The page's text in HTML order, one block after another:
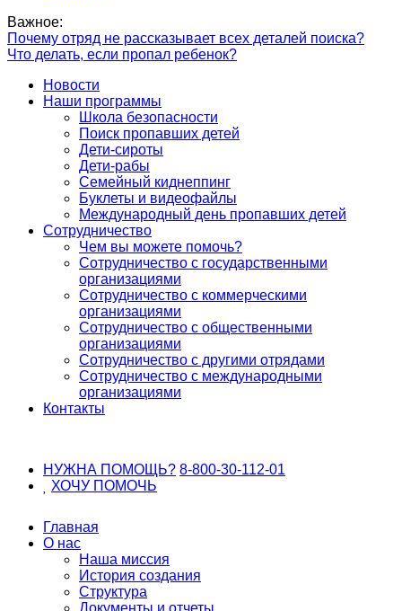
Важное:
Почему отряд не рассказывает всех деталей поиска?
Что делать, если пропал ребенок?
Новости
Наши программы
Школа безопасности
Поиск пропавших детей
Дети-сироты
Дети-рабы
Семейный киднеппинг
Буклеты и видеофайлы
Международный день пропавших детей
Сотрудничество
Чем вы можете помочь?
Сотрудничество с государственными
организациями
Сотрудничество с коммерческими
организациями
Сотрудничество с общественными
организациями
Сотрудничество с другими отрядами
Сотрудничество с международными
организациями
Контакты
НУЖНА ПОМОЩЬ? 8-800-30-112-01
ХОЧУ ПОМОЧЬ
Главная
О нас
Наша миссия
История создания
Структура
Документы и отчеты